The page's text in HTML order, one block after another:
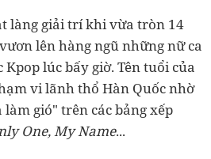
làng giải trí khi vừa tròn 14
lên hàng ngũ những nữ ca
lúc bấy giờ. Tên tuổi của
vi lãnh thổ Hàn Quốc nhờ
gió" trên các bảng xếp
One, My Name...